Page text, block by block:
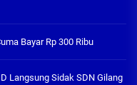
Bayar Rp 300 Ribu
Langsung Sidak SDN Gilang